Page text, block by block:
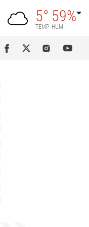
5°
TEMP
59%
HUM